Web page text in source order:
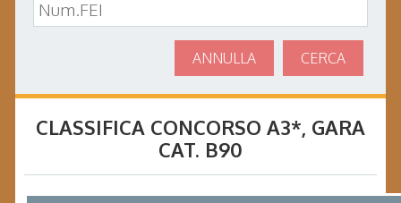
CERCA
ANNULLA
CLASSIFICA CONCORSO A3*, GARA
CAT. B90